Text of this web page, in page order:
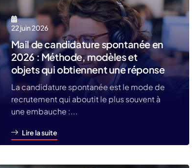
22 juin 2026
Mail de candidature spontanée en
2026 : Méthode, modèles et
objets qui obtiennent une réponse
La candidature spontanée est le mode de
recrutement qui aboutit le plus souvent à
une embauche :...
Lire la suite